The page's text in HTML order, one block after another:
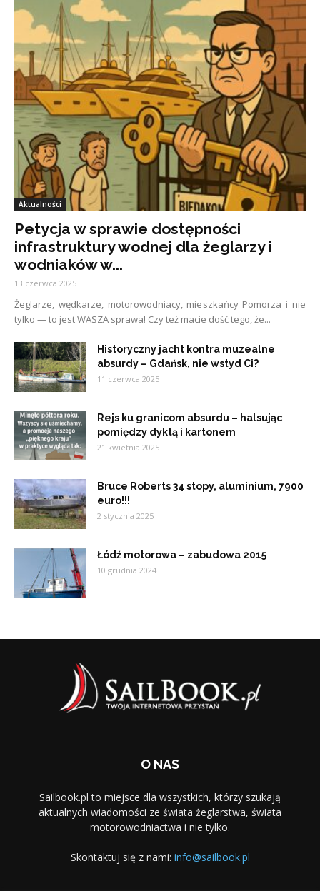
Aktualności
Petycja w sprawie dostępności
infrastruktury wodnej dla żeglarzy i
wodniaków w...
13 czerwca 2025
Żeglarze, wędkarze, motorowodniacy, mieszkańcy Pomorza i nie
tylko — to jest WASZA sprawa! Czy też macie dość tego, że...
Historyczny jacht kontra muzealne
absurdy – Gdańsk, nie wstyd Ci?
11 czerwca 2025
Rejs ku granicom absurdu – halsując
pomiędzy dyktą i kartonem
21 kwietnia 2025
Bruce Roberts 34 stopy, aluminium, 7900
euro!!!
2 stycznia 2025
Łódź motorowa – zabudowa 2015
10 grudnia 2024
O NAS
Sailbook.pl to miejsce dla wszystkich, którzy szukają
aktualnych wiadomości ze świata żeglarstwa, świata
motorowodniactwa i nie tylko.
Skontaktuj się z nami: info@sailbook.pl